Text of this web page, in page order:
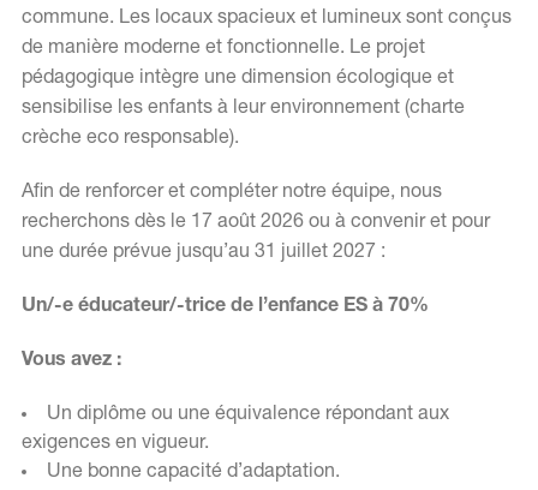
commune. Les locaux spacieux et lumineux sont conçus
de manière moderne et fonctionnelle. Le projet
pédagogique intègre une dimension écologique et
sensibilise les enfants à leur environnement (charte
crèche eco responsable).
Afin de renforcer et compléter notre équipe, nous
recherchons dès le 17 août 2026 ou à convenir et pour
une durée prévue jusqu’au 31 juillet 2027 :
Un/-e éducateur/-trice de l’enfance ES à 70%
Vous avez :
Un diplôme ou une équivalence répondant aux
exigences en vigueur.
Une bonne capacité d’adaptation.